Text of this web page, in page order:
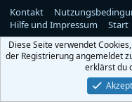
Kontakt
Hilfe und Impressum
Start
Diese Seite verwendet
der Registrierung angemeldet
erklärst du